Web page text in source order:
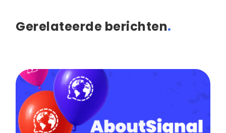
Gerelateerde berichten.